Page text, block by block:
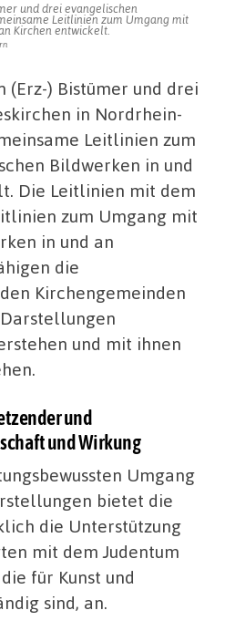
und drei evangelischen
Leitlinien zum Umgang mit
Kirchen entwickelt.
) Bistümer und drei
in Nordrhein-
Leitlinien zum
Bildwerken in und
Die Leitlinien mit dem
zum Umgang mit
in und an
die
Kirchengemeinden
und mit ihnen
und
und Wirkung
Umgang
bietet die
die Unterstützung
mit dem Judentum
für Kunst und
sind, an.